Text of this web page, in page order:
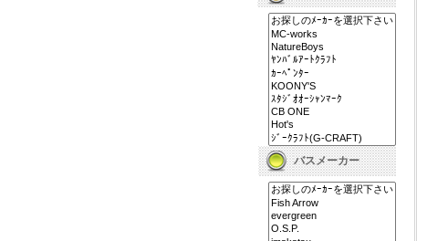
バスメーカー